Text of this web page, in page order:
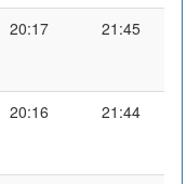
20:17 21:45
20:16 21:44